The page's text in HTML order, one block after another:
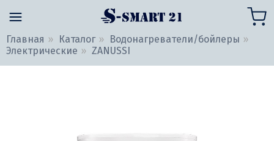
Главная Каталог
Водонагреватели/бойлеры
Электрические
ZANUSSI